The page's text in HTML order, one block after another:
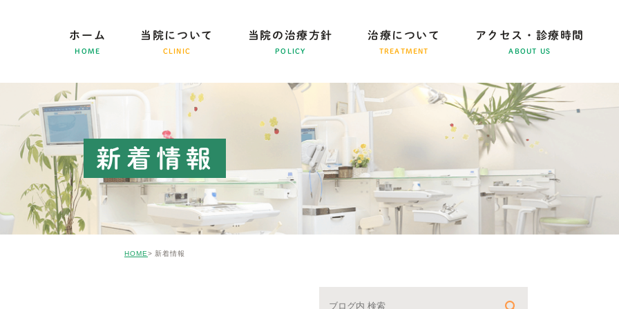
ホーム
HOME
当院について
CLINIC
当院の治療方針
POLICY
治療について
TREATMENT
一般歯科・口腔外科
予防治療・歯周病ケア
小児歯科
歯をきれいにしたい方へ
歯を失ってしまった方へ
アクセス・診療時間
ABOUT US
新着情報
HOME 新着情報